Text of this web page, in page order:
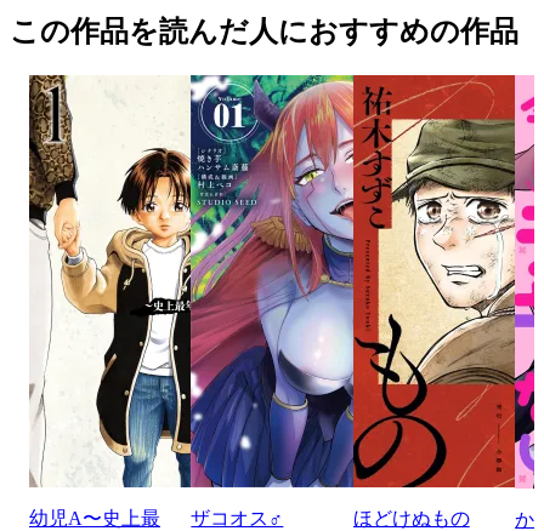
この作品を読んだ人におすすめの作品
幼児A〜史上最
ザコオス♂ ほどけぬもの
か